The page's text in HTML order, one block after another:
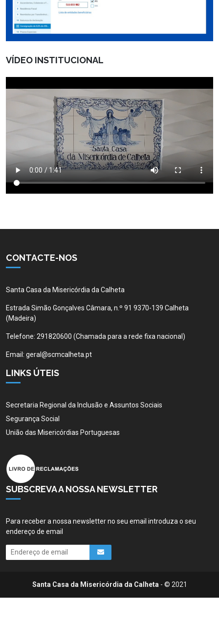
VÍDEO INSTITUCIONAL
CONTACTE-NOS
Santa Casa da Misericórdia da Calheta
Estrada Simão Gonçalves Câmara, n.º 91 9370-139 Calheta
(Madeira)
Telefone: 291820600 (Chamada para a rede fixa nacional)
Email: geral@scmcalheta.pt
LINKS ÚTEIS
Secretaria Regional da Inclusão e Assuntos Sociais
Segurança Social
União das Misericórdias Portuguesas
SUBSCREVA A NOSSA NEWSLETTER
Para receber a nossa newsletter no seu email introduza o seu
endereço de email
Santa Casa da Misericórdia da Calheta - © 2021